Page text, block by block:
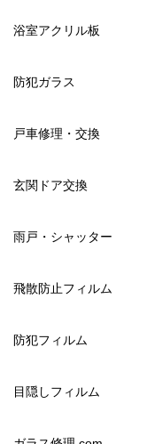
浴室アクリル板
防犯ガラス
戸車修理・交換
玄関ドア交換
雨戸・シャッター
飛散防止フィルム
防犯フィルム
目隠しフィルム